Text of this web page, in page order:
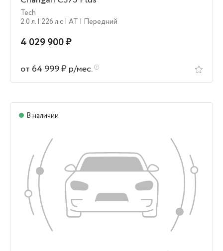
Tech
2.0 л. | 226 л.c | AT | Передний
4 029 900 ₽
от 64 999 ₽ р/мес.
В наличии